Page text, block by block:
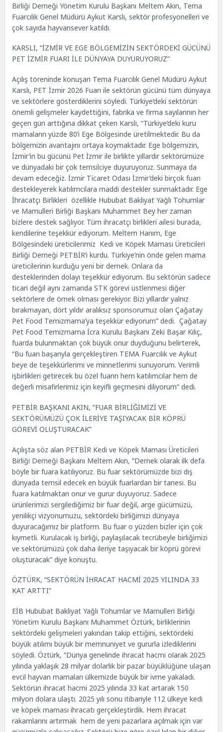
Birliği Derneği Yönetim Kurulu Başkanı Meltem Akın, Tema
Fuarcılık Genel Müdürü Aykut Karslı, sektör profesyonelleri ve
çok sayıda hayvansever katıldı.
KARSLI, “İZMİR VE EGE BÖLGEMİZİN SEKTÖRDEKİ GÜCÜNÜ
PET İZMİR FUARI İLE DÜNYAYA DUYURUYORUZ”
Açılış töreninde konuşan Tema Fuarcılık Genel Müdürü Aykut
Karslı, PET İzmir 2026 Fuarı ile sektörün gücünü tüm dünyaya
ve sektörlere gösterdiklerini söyledi. Türkiye’deki sektörün
önemli gelişmeler kaydettiğini, fabrika ve firma sayılarının her
geçen gün arttığına dikkat çeken Karslı, “Türkiye’deki kuru
mamaların yüzde 80’i Ege Bölgesinde üretilmektedir. Bu da
bölgemizin avantajını ortaya koymaktadır. Ege bölgemizin,
İzmir’in bu gücünü Pet İzmir ile birlikte yıllardır sektörümüze
ve dünyadaki bir çok temsilciye duyuruyoruz. Sunmaya da
devam edeceğiz. İzmir Ticaret Odası İzmir’deki birçok fuarı
destekleyerek katılımcılara maddi destekler sunmaktadır. Ege
İhracatçı Birlikleri özellikle Hububat Bakliyat Yağlı Tohumlar
ve Mamulleri Birliği Başkanı Muhammet Bey her zaman
bizlere destek sağlıyor. Tüm ihracatçı birlikleri ailesi burada,
kendilerine teşekkür ediyorum. Meltem Hanım, Ege
Bölgesindeki üreticilerimiz Kedi ve Köpek Maması Üreticileri
Birliği Derneği PETBİR’i kurdu. Türkiye’nin önde gelen mama
üreticilerinin kurduğu yeni bir dernek. Onlara da
desteklerinden dolayı teşekkür ediyorum. Bu sektörün sadece
ticari değil aynı zamanda STK görevi üstlenmesi diğer
sektörlere de örnek olması gerekiyor. Bizi yıllardır yalnız
bırakmayan, dört yıldır aralıksız sponsorumuz olan Çağatay
Pet Food Temizmama’ya teşekkür ediyorum” dedi. Çağatay
Pet Food Temizmama İcra Kurulu Başkanı Zeki Başar Kılıç,
fuarda bulunmaktan çok büyük onur duyduğunu belirterek,
“Bu fuarı başarıyla gerçekleştiren TEMA Fuarcılık ve Aykut
beye de teşekkürlerimi ve minnetlerimi sunuyorum. Verimli
işbirlikleri getirecek bu özel fuarın hem katılımcılar hem de
değerli misafirlerimiz için keyifli geçmesini diliyorum” dedi.
PETBİR BAŞKANI AKIN, “FUAR BİRLİĞİMİZİ VE
SEKTÖRÜMÜZÜ ÇOK İLERİYE TAŞIYACAK BİR KÖPRÜ
GÖREVİ OLUŞTURACAK”
Açılışta söz alan PETBİR Kedi ve Köpek Maması Üreticileri
Birliği Derneği Başkanı Meltem Akın, “Dernek olarak ilk defa
böyle bir fuara katılıyoruz. Bu fuar sektörümüzde bizi dış
dünyada temsil edecek en büyük fuarlardan bir tanesi. Bu
fuara katılmaktan onur ve gurur duyuyoruz. Sadece
ürünlerimizi sergilediğimiz bir fuar değil, arge gücümüzü,
yenilikçi vizyonumuzu, sektördeki birliğimizi dünyaya
duyuracağımız bir platform. Bu fuar o yüzden bizler için çok
kıymetli. Kurulacak iş birliği, paylaşılacak tecrübeyle birliğimizi
ve sektörümüzü çok daha ileriye taşıyacak bir köprü görevi
oluşturacak” diye konuştu.
ÖZTÜRK, “SEKTÖRÜN İHRACAT HACMİ 2025 YILINDA 33
KAT ARTTI”
EİB Hububat Bakliyat Yağlı Tohumlar ve Mamulleri Birliği
Yönetim Kurulu Başkanı Muhammet Öztürk, birliklerinin
sektördeki gelişmeleri yakından takip ettiğini, sektördeki
büyük atılımı büyük bir memnuniyet ve gururla izlediklerini
söyledi. Öztürk, “Dünya genelinde ihracat hacmi olarak 2025
yılında yaklaşık 28 milyar dolarlık bir pazar büyüklüğüne ulaşan
evcil hayvan mamaları ülkemizde büyük bir ivme yakaladı.
Sektörün ihracat hacmi 2025 yılında 33 kat artarak 150
milyon dolara ulaştı. 2025 yılı sonu itibariyle 112 ülkeye kedi
ve köpek maması ihracatı gerçekleştirdik. Hem ihracat
rakamlarını artırmak hem de yeni pazarlara açılmak için var